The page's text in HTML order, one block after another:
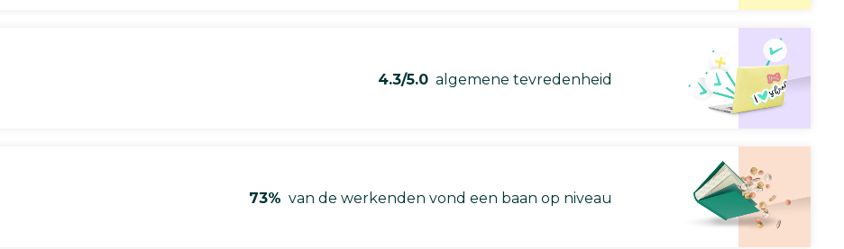
4.3/5.0 algemene tevredenheid
73% van de werkenden vond een baan op niveau